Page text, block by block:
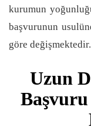
kurumun
başvurunun
göre değişmektedir.
Uzun